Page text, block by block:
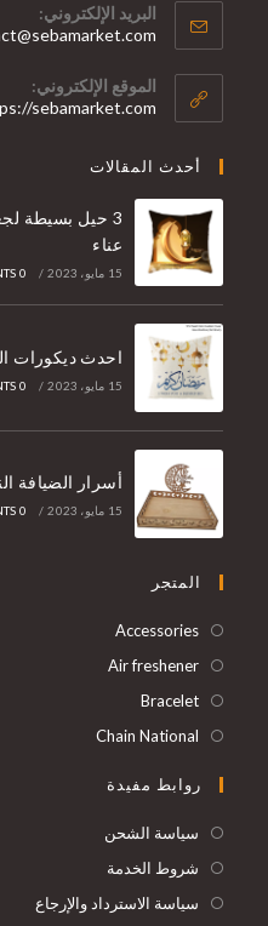
البريد الإلكتروني:
الموقع الإلكتروني:
sebamarket.com/
أحدث المقالات
3 حيل بسيطة
عناء
15 مايو، 2023 /
0 COMMENTS
احدث ديكورات
15 مايو، 2023 /
0 COMMENTS
أسرار الضيافة
15 مايو، 2023 /
0 COMMENTS
المتجر
Accessories
Air freshener
Bracelet
Chain National
روابط مفيدة
سياسة الشحن
شروط الخدمة
سياسة الاسترداد والإرجاع